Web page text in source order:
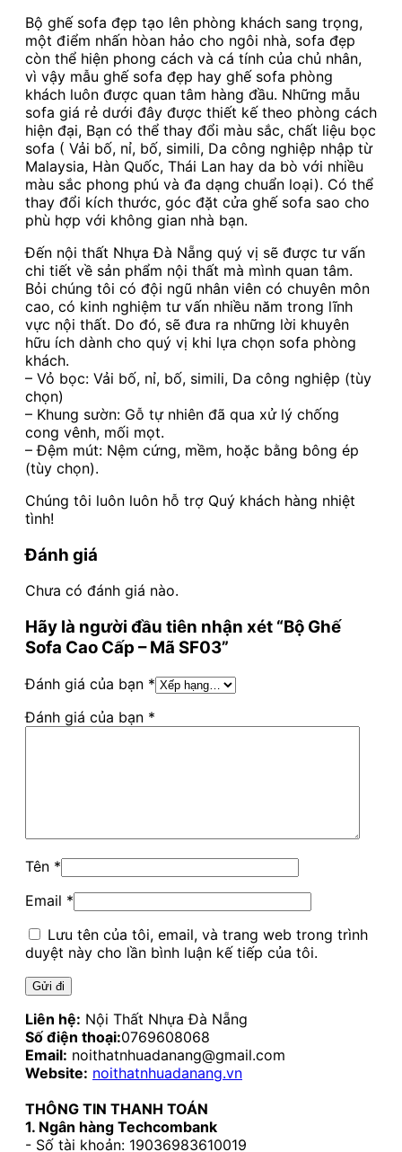
Bộ ghế sofa đẹp tạo lên phòng khách sang trọng,
một điểm nhấn hòan hảo cho ngôi nhà, sofa đẹp
còn thể hiện phong cách và cá tính của chủ nhân,
vì vậy mẫu ghế sofa đẹp hay ghế sofa phòng
khách luôn được quan tâm hàng đầu. Những mẫu
sofa giá rẻ dưới đây được thiết kế theo phòng cách
hiện đại, Bạn có thể thay đổi màu sắc, chất liệu bọc
sofa ( Vải bố, nỉ, bố, simili, Da công nghiệp nhập từ
Malaysia, Hàn Quốc, Thái Lan hay da bò với nhiều
màu sắc phong phú và đa dạng chuẩn loại). Có thể
thay đổi kích thước, góc đặt cửa ghế sofa sao cho
phù hợp với không gian nhà bạn.
Đến nội thất Nhựa Đà Nẵng quý vị sẽ được tư vấn
chi tiết về sản phẩm nội thất mà mình quan tâm.
Bỏi chúng tôi có đội ngũ nhân viên có chuyên môn
cao, có kinh nghiệm tư vấn nhiều năm trong lĩnh
vực nội thất. Do đó, sẽ đưa ra những lời khuyên
hữu ích dành cho quý vị khi lựa chọn sofa phòng
khách.
– Vỏ bọc: Vải bố, nỉ, bố, simili, Da công nghiệp (tùy
chọn)
– Khung sườn: Gỗ tự nhiên đã qua xử lý chống
cong vênh, mối mọt.
– Đệm mút: Nệm cứng, mềm, hoặc bằng bông ép
(tùy chọn).
Chúng tôi luôn luôn hỗ trợ Quý khách hàng nhiệt
tình!
Đánh giá
Chưa có đánh giá nào.
Hãy là người đầu tiên nhận xét “Bộ Ghế
Sofa Cao Cấp – Mã SF03”
Đánh giá của bạn *
Đánh giá của bạn *
Tên *
Email *
Lưu tên của tôi, email, và trang web trong trình
duyệt này cho lần bình luận kế tiếp của tôi.
Liên hệ: Nội Thất Nhựa Đà Nẵng
Số điện thoại:0769608068
Email: noithatnhuadanang@gmail.com
Website: noithatnhuadanang.vn
THÔNG TIN THANH TOÁN
1. Ngân hàng Techcombank
- Số tài khoản: 19036983610019